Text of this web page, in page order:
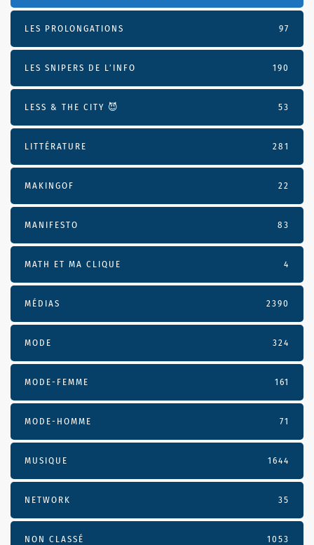
LES PROLONGATIONS 97
LES SNIPERS DE L’INFO 190
LESS & THE CITY 😈 53
LITTÉRATURE 281
MAKINGOF 22
MANIFESTO 83
MATH ET MA CLIQUE 4
MÉDIAS 2390
MODE 324
MODE-FEMME 161
MODE-HOMME 71
MUSIQUE 1644
NETWORK 35
NON CLASSÉ 1053